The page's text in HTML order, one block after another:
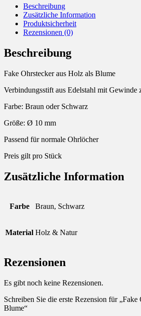
Beschreibung
Zusätzliche Information
Produktsicherheit
Rezensionen (0)
Beschreibung
Fake Ohrstecker aus Holz als Blume
Verbindungsstift aus Edelstahl mit Gewinde
Farbe: Braun oder Schwarz
Größe: Ø 10 mm
Passend für normale Ohrlöcher
Preis gilt pro Stück
Zusätzliche Information
Farbe Braun, Schwarz
Material Holz & Natur
Rezensionen
Es gibt noch keine Rezensionen.
Schreiben Sie die erste Rezension für
Blume“